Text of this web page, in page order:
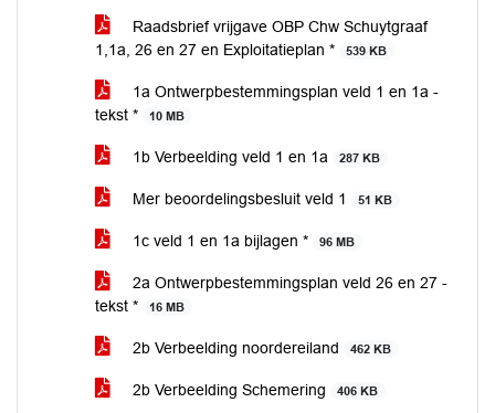
Raadsbrief vrijgave OBP Chw Schuytgraaf
1,1a, 26 en 27 en Exploitatieplan *
539 KB
1a Ontwerpbestemmingsplan veld 1 en 1a -
tekst *
10 MB
1b Verbeelding veld 1 en 1a 287 KB
Mer beoordelingsbesluit veld 1 51 KB
1c veld 1 en 1a bijlagen * 96 MB
2a Ontwerpbestemmingsplan veld 26 en 27 -
tekst *
16 MB
2b Verbeelding noordereiland 462 KB
2b Verbeelding Schemering 406 KB